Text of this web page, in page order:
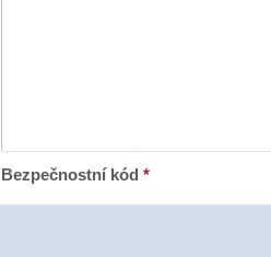
Bezpečnostní kód *